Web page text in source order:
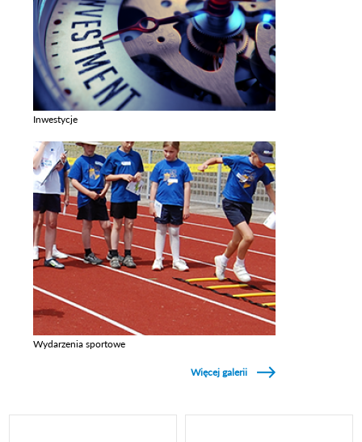
Inwestycje
Wydarzenia sportowe
Więcej galerii